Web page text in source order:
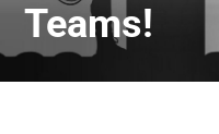
Teams!